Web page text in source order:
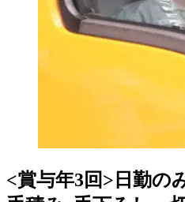
<賞与年3回>日勤